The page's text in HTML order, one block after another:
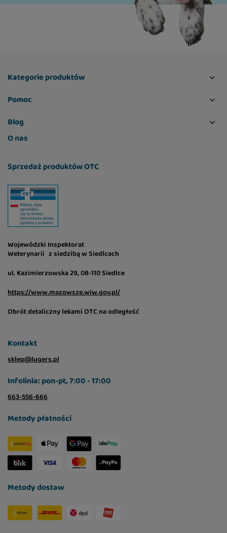
Kategorie produktów
Pomoc
Blog
O nas
Sprzedaż produktów OTC
Wojewódzki Inspektorat
Weterynarii z siedzibą w Siedlcach
ul. Kazimierzowska 29, 08-110 Siedlce
https://www.mazowsze.wiw.gov.pl/
Obrót detaliczny lekami OTC na odległość
Kontakt
sklep@lugers.pl
Infolinia: pon-pt, 7:00 - 17:00
663-556-666
Metody płatności
Metody dostaw